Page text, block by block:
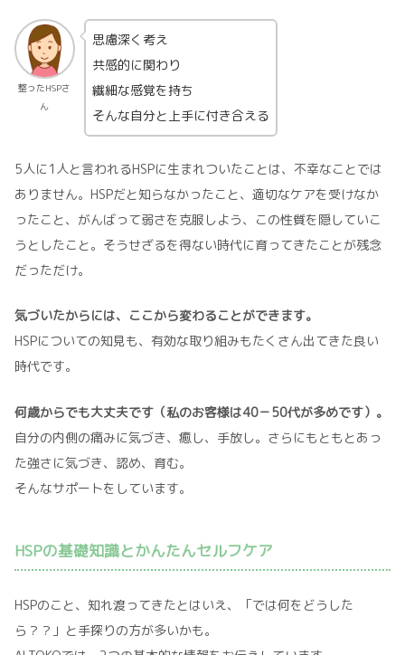
整ったHSPさ
ん
思慮深く考え
共感的に関わり
繊細な感覚を持ち
そんな自分と上手に付き合える
5人に1人と言われるHSPに生まれついたことは、不幸なことでは
ありません。HSPだと知らなかったこと、適切なケアを受けなか
ったこと、がんばって弱さを克服しよう、この性質を隠していこ
うとしたこと。そうせざるを得ない時代に育ってきたことが残念
だっただけ。
気づいたからには、ここから変わることができます。
HSPについての知見も、有効な取り組みもたくさん出てきた良い
時代です。
何歳からでも大丈夫です（私のお客様は40－50代が多めです）。
自分の内側の痛みに気づき、癒し、手放し。さらにもともとあっ
た強さに気づき、認め、育む。
そんなサポートをしています。
HSPの基礎知識とかんたんセルフケア
HSPのこと、知れ渡ってきたとはいえ、「では何をどうした
ら？？」と手探りの方が多いかも。